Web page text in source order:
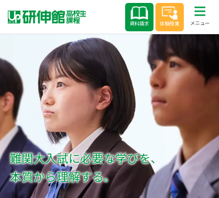
資料請求 体験授業 メニュー
難関大入試に必要な学びを、
本質から理解する。